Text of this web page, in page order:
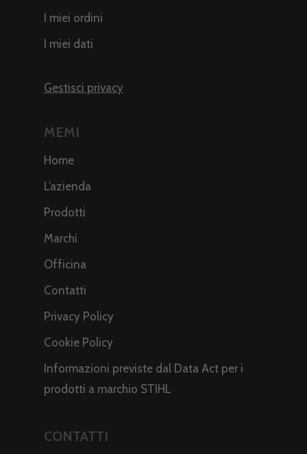
I miei ordini
I miei dati
Gestisci privacy
MEMI
Home
L’azienda
Prodotti
Marchi
Officina
Contatti
Privacy Policy
Cookie Policy
Informazioni previste dal Data Act per i
prodotti a marchio STIHL
CONTATTI